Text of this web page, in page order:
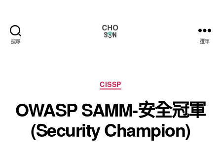
搜尋
大
小
事
選單
分
類
CISSP
OWASP SAMM-安全冠軍
(Security Champion)